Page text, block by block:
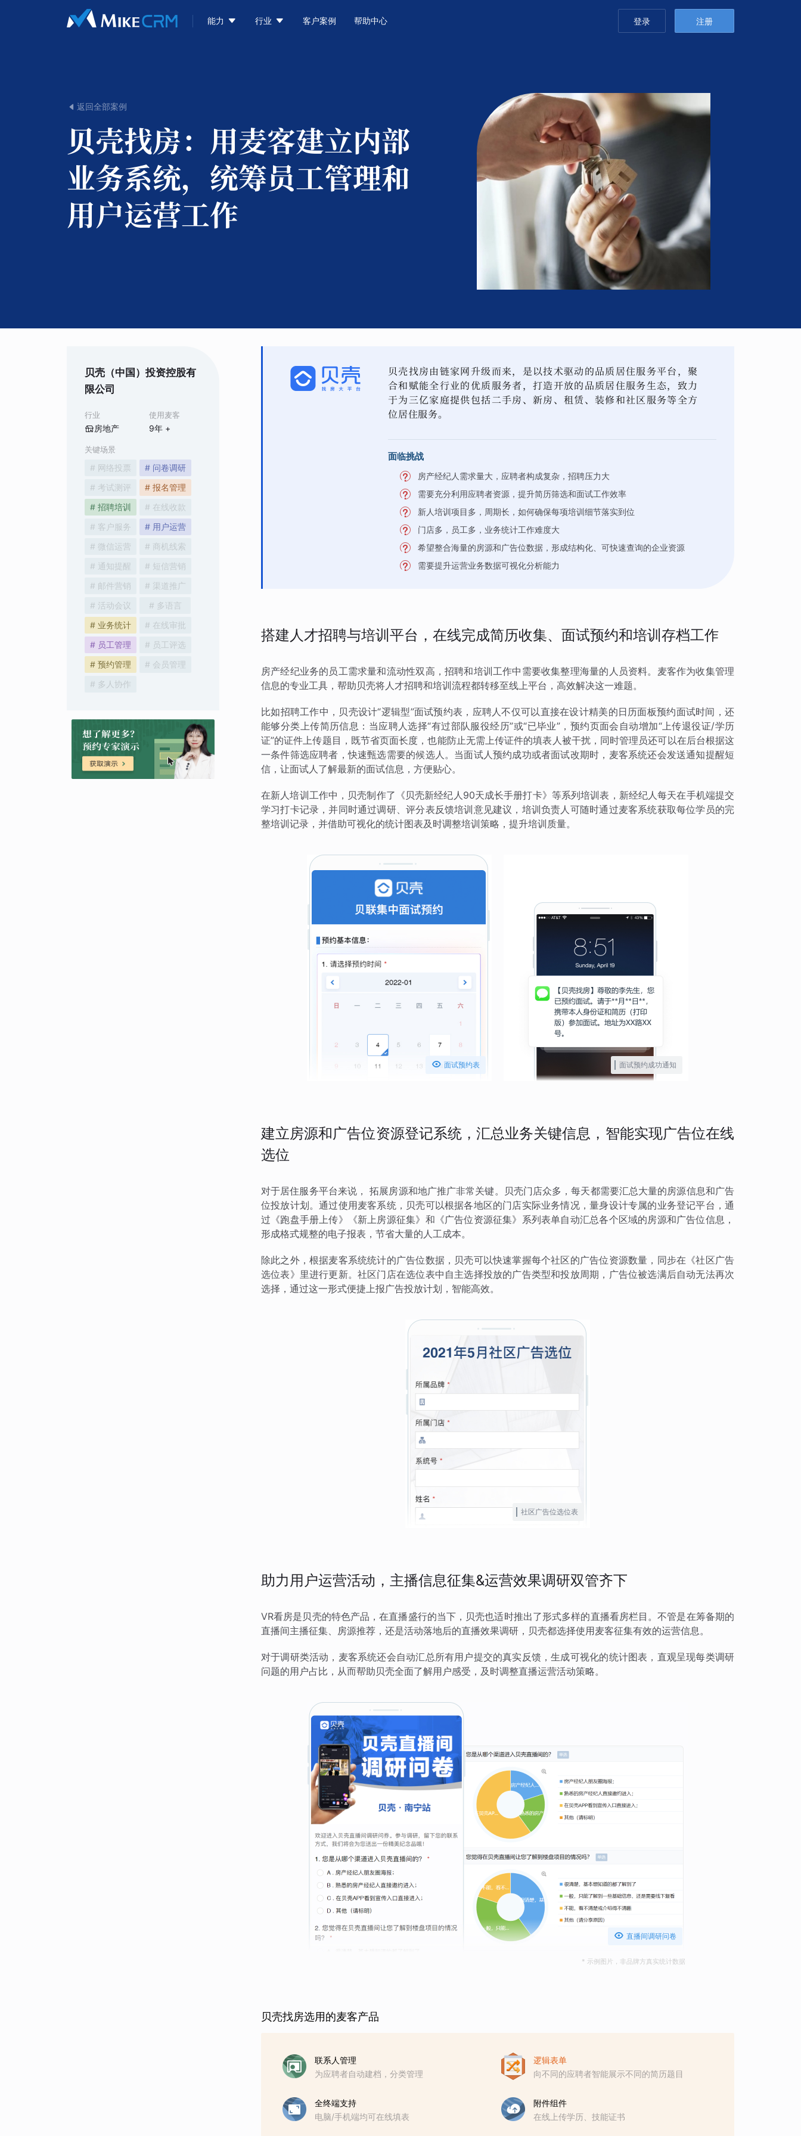
能力  行业  客户案例 帮助中心 登录 注册
 返回全部案例
贝壳找房： 用麦客建立内部
业务系统，统筹员工管理和
用户运营工作
贝壳（中国）投资控股有
限公司
行业
房地产
使用麦客
9年 +
关键场景
# 网络投票
# 问卷调研
# 考试测评
# 报名管理
# 招聘培训
# 在线收款
# 客户服务
# 用户运营
# 微信运营
# 商机线索
# 通知提醒
# 短信营销
# 邮件营销
# 渠道推广
# 活动会议
# 多语言
# 业务统计
# 在线审批
# 员工管理
# 员工评选
# 预约管理
# 会员管理
# 多人协作
贝壳找房由链家网升级而来，是以技术驱动的品质居住服务平台，聚
合和赋能全行业的优质服务者，打造开放的品质居住服务生态，致力
于为三亿家庭提供包括二手房、新房、租赁、装修和社区服务等全方
位居住服务。
面临挑战
房产经纪人需求量大，应聘者构成复杂，招聘压力大
需要充分利用应聘者资源，提升简历筛选和面试工作效率
新人培训项目多，周期长，如何确保每项培训细节落实到位
门店多，员工多，业务统计工作难度大
希望整合海量的房源和广告位数据，形成结构化、可快速查询的企业资源
需要提升运营业务数据可视化分析能力
搭建人才招聘与培训平台，在线完成简历收集、面试预约和培训存档工作
房产经纪业务的员工需求量和流动性双高，招聘和培训工作中需要收集整理海量的人员资料。麦客作为收集管理
信息的专业工具，帮助贝壳将人才招聘和培训流程都转移至线上平台，高效解决这一难题。
比如招聘工作中，贝壳设计“逻辑型”面试预约表，应聘人不仅可以直接在设计精美的日历面板预约面试时间，还
能够分类上传简历信息：当应聘人选择“有过部队服役经历”或“已毕业”，预约页面会自动增加“上传退役证/学历
证”的证件上传题目，既节省页面长度，也能防止无需上传证件的填表人被干扰，同时管理员还可以在后台根据这
一条件筛选应聘者，快速甄选需要的候选人。当面试人预约成功或者面试改期时，麦客系统还会发送通知提醒短
信，让面试人了解最新的面试信息，方便贴心。
在新人培训工作中，贝壳制作了《贝壳新经纪人90天成长手册打卡》等系列培训表，新经纪人每天在手机端提交
学习打卡记录，并同时通过调研、评分表反馈培训意见建议，培训负责人可随时通过麦客系统获取每位学员的完
整培训记录，并借助可视化的统计图表及时调整培训策略，提升培训质量。
 面试预约表 面试预约成功通知
建立房源和广告位资源登记系统，汇总业务关键信息，智能实现广告位在线
选位
对于居住服务平台来说， 拓展房源和地广推广非常关键。贝壳门店众多，每天都需要汇总大量的房源信息和广告
位投放计划。通过使用麦客系统，贝壳可以根据各地区的门店实际业务情况，量身设计专属的业务登记平台，通
过《跑盘手册上传》《新上房源征集》和《广告位资源征集》系列表单自动汇总各个区域的房源和广告位信息，
形成格式规整的电子报表，节省大量的人工成本。
除此之外，根据麦客系统统计的广告位数据，贝壳可以快速掌握每个社区的广告位资源数量，同步在《社区广告
选位表》里进行更新。社区门店在选位表中自主选择投放的广告类型和投放周期，广告位被选满后自动无法再次
选择，通过这一形式便捷上报广告投放计划，智能高效。
社区广告位选位表
助力用户运营活动，主播信息征集&运营效果调研双管齐下
VR看房是贝壳的特色产品，在直播盛行的当下，贝壳也适时推出了形式多样的直播看房栏目。不管是在筹备期的
直播间主播征集、房源推荐，还是活动落地后的直播效果调研，贝壳都选择使用麦客征集有效的运营信息。
对于调研类活动，麦客系统还会自动汇总所有用户提交的真实反馈，生成可视化的统计图表，直观呈现每类调研
问题的用户占比，从而帮助贝壳全面了解用户感受，及时调整直播运营活动策略。
 直播间调研问卷
* 示例图片，非品牌方真实统计数据
贝壳找房选用的麦客产品
联系人管理
为应聘者自动建档，分类管理
逻辑表单
向不同的应聘者智能展示不同的简历题目
全终端支持
电脑/手机端均可在线填表
附件组件
在线上传学历、技能证书